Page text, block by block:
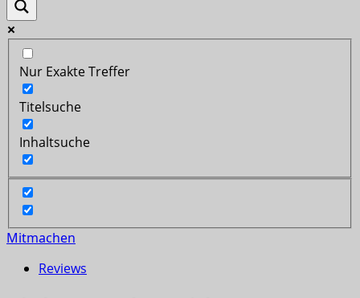
Nur Exakte Treffer
Titelsuche
Inhaltsuche
Mitmachen
Reviews